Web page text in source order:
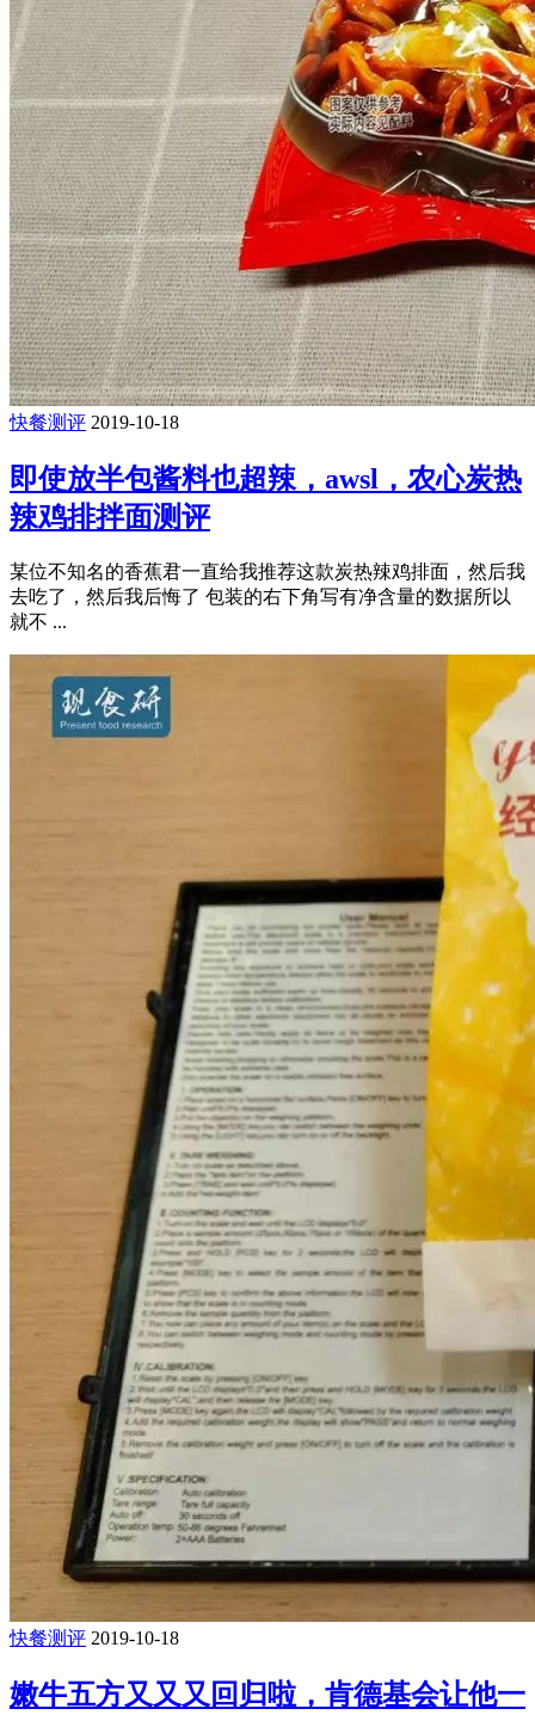
快餐测评 2019-10-18
即使放半包酱料也超辣，awsl，农心炭热
辣鸡排拌面测评
某位不知名的香蕉君一直给我推荐这款炭热辣鸡排面，然后我
去吃了，然后我后悔了 包装的右下角写有净含量的数据所以
就不 ...
快餐测评 2019-10-18
嫩牛五方又又又回归啦，肯德基会让他一